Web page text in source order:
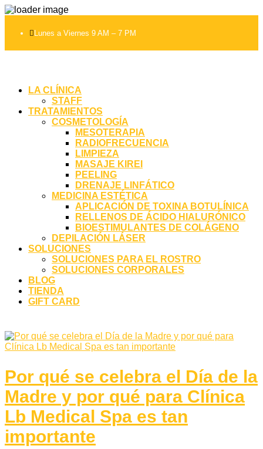
 Lunes a Viernes 9 AM – 7 PM
LA CLÍNICA
STAFF
TRATAMIENTOS
COSMETOLOGÍA
MESOTERAPIA
RADIOFRECUENCIA
LIMPIEZA
MASAJE KIREI
PEELING
DRENAJE LINFÁTICO
MEDICINA ESTÉTICA
APLICACIÓN DE TOXINA BOTULÍNICA
RELLENOS DE ÁCIDO HIALURÓNICO
BIOESTIMULANTES DE COLÁGENO
DEPILACIÓN LÁSER
SOLUCIONES
SOLUCIONES PARA EL ROSTRO
SOLUCIONES CORPORALES
BLOG
TIENDA
GIFT CARD
Por qué se celebra el Día de la
Madre y por qué para Clínica
Lb Medical Spa es tan
importante